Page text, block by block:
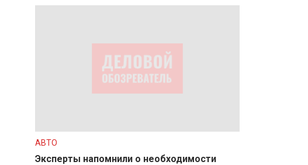
АВТО
Эксперты напомнили о необходимости